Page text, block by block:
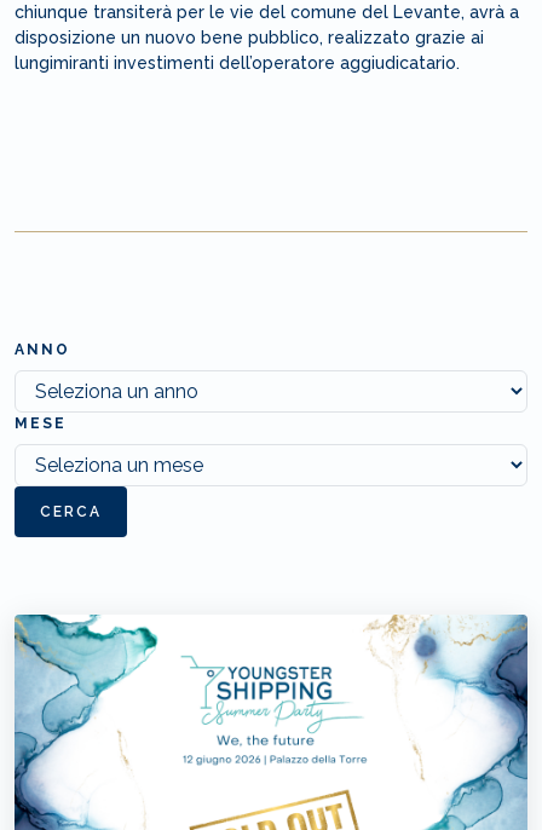
chiunque transiterà per le vie del comune del Levante, avrà a
disposizione un nuovo bene pubblico, realizzato grazie ai
lungimiranti investimenti dell’operatore aggiudicatario.
ANNO
MESE
CERCA